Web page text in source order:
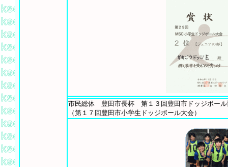
市民総体 豊田市長杯 第１３回豊田市ドッジボール
（第１７回豊田市小学生ドッジボール大会）